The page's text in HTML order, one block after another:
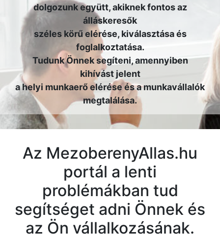
dolgozunk együtt, akiknek fontos az
álláskeresők
széles körű elérése, kiválasztása és
foglalkoztatása.
Tudunk Önnek segíteni, amennyiben
kihívást jelent
a helyi munkaerő elérése és a munkavállalók
megtalálása.
Az MezoberenyAllas.hu
portál a lenti
problémákban tud
segítséget adni Önnek és
az Ön vállalkozásának.